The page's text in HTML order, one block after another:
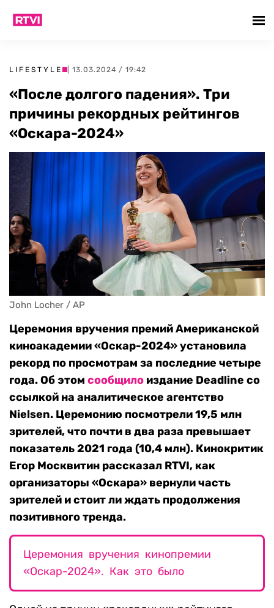
LIFESTYLE | 13.03.2024 / 19:42
«После долгого падения». Три
причины рекордных рейтингов
«Оскара-2024»
John Locher / AP
Церемония вручения премий Американской
киноакадемии «Оскар-2024» установила
рекорд по просмотрам за последние четыре
года. Об этом сообщило издание Deadline со
ссылкой на аналитическое агентство
Nielsen. Церемонию посмотрели 19,5 млн
зрителей, что почти в два раза превышает
показатель 2021 года (10,4 млн). Кинокритик
Егор Москвитин рассказал RTVI, как
организаторы «Оскара» вернули часть
зрителей и стоит ли ждать продолжения
позитивного тренда.
Церемония вручения кинопремии
«Оскар-2024». Как это было